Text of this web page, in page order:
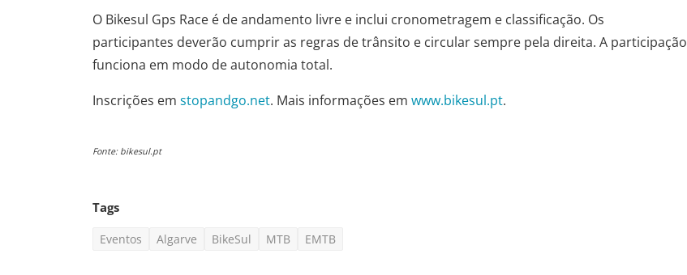
O Bikesul Gps Race é de andamento livre e inclui cronometragem e classificação. Os
participantes deverão cumprir as regras de trânsito e circular sempre pela direita. A participação
funciona em modo de autonomia total.
Inscrições em stopandgo.net. Mais informações em www.bikesul.pt.
Fonte: bikesul.pt
Tags
Eventos Algarve BikeSul MTB EMTB